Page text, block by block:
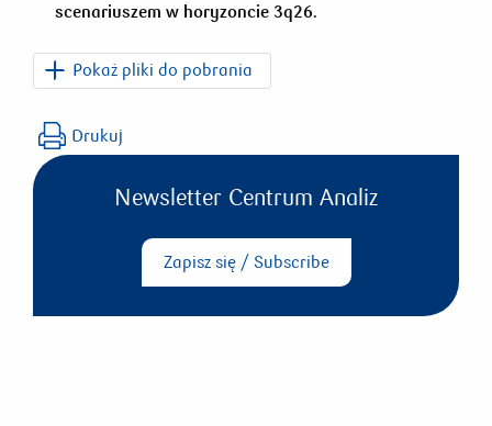
scenariuszem w horyzoncie 3q26.
Pokaż pliki do pobrania
PKO_Dziennik_Ekonomiczny_2026_07_02.pdf
Drukuj
Newsletter Centrum Analiz
Zapisz się / Subscribe